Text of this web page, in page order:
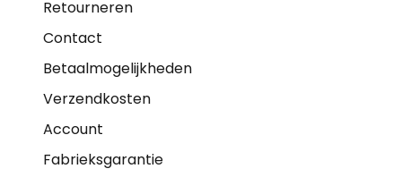
Retourneren
Contact
Betaalmogelijkheden
Verzendkosten
Account
Fabrieksgarantie